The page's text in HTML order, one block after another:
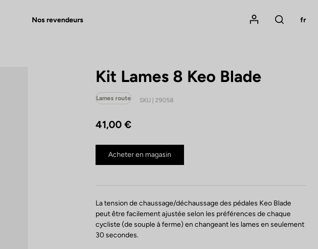
Nos revendeurs
Mon compte
Rechercher
fr
Kit Lames 8 Keo Blade
Lames route SKU | 29058
41,00 €
Acheter en magasin
La tension de chaussage/déchaussage des pédales Keo Blade
peut être facilement ajustée selon les préférences de chaque
cycliste (de souple à ferme) en changeant les lames en seulement
30 secondes.